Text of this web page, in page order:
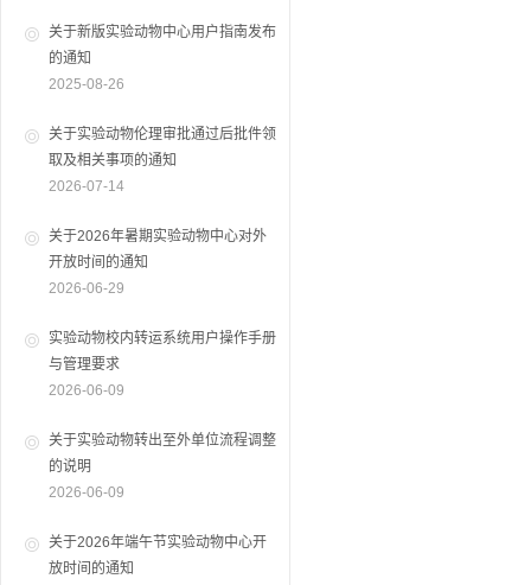
关于新版实验动物中心用户指南发布
的通知
2025-08-26
关于实验动物伦理审批通过后批件领
取及相关事项的通知
2026-07-14
关于2026年暑期实验动物中心对外
开放时间的通知
2026-06-29
实验动物校内转运系统用户操作手册
与管理要求
2026-06-09
关于实验动物转出至外单位流程调整
的说明
2026-06-09
关于2026年端午节实验动物中心开
放时间的通知